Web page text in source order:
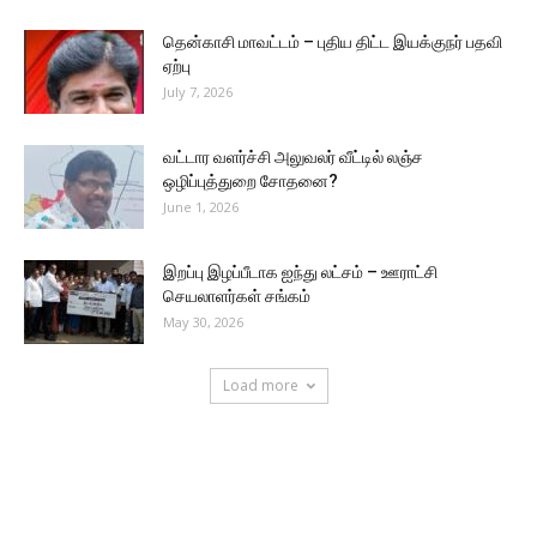
தென்காசி மாவட்டம் – புதிய திட்ட இயக்குநர் பதவி
ஏற்பு
July 7, 2026
வட்டார வளர்ச்சி அலுவலர் வீட்டில் லஞ்ச
ஒழிப்புத்துறை சோதனை?
June 1, 2026
இறப்பு இழப்பீடாக ஐந்து லட்சம் – ஊராட்சி
செயலாளர்கள் சங்கம்
May 30, 2026
Load more